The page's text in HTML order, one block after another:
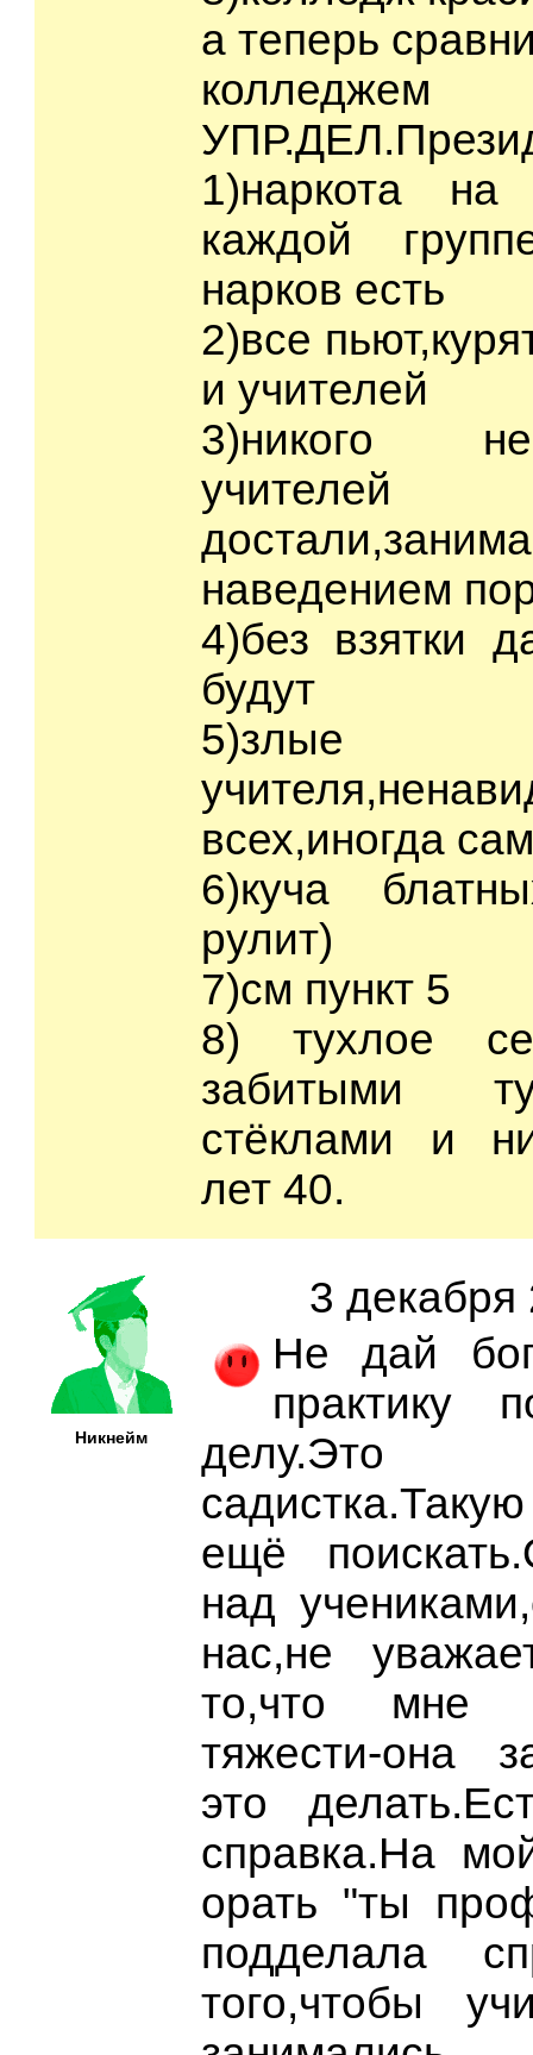
а теперь
колледжем
1)наркота
каждой
нарков есть
2)все
и учителей
3)никого
наведением
4)без взятки
будут
5)злые
всех,иногда
6)куча
рулит)
7)см пункт 5
8) тухлое
забитыми
стёклами и
лет 40.
Никнейм
3 декабря
Не дай
практику
делу.Это
ещё
над
нас,не
то,что мне
тяжести-она
это
справка.На
орать "ты
подделала
того,чтобы